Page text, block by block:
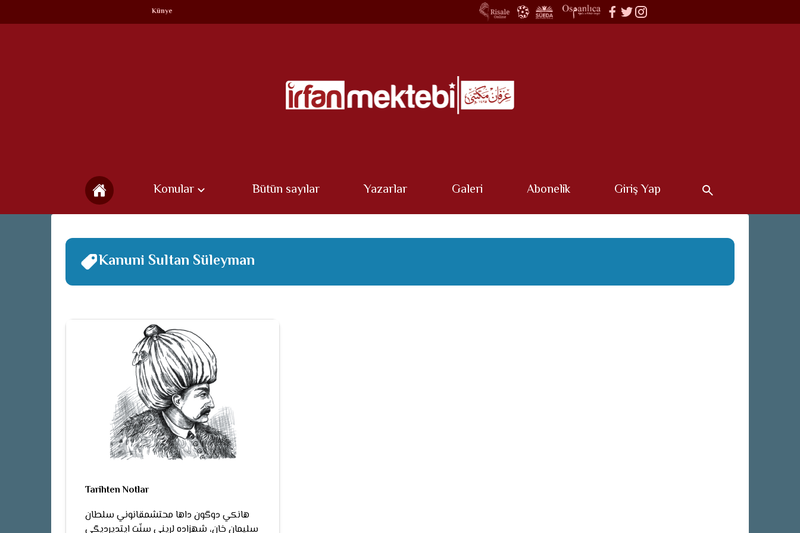
Künye
Konular Bütün sayılar Yazarlar Galeri Abonelik Giriş Yap
Kanuni Sultan Süleyman
Tarihten Notlar
هانكي دوگون داها محتشمقانوني سلطان
سليمان خان، شهزاده لريني سنّت ايتديرديگي